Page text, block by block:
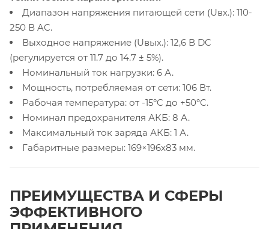
Диапазон напряжения питающей сети (Uвх.): 110-
250 В AC.
Выходное напряжение (Uвых.): 12,6 В DC
(регулируется от 11.7 до 14.7 ± 5%).
Номинальный ток нагрузки: 6 А.
Мощность, потребляемая от сети: 106 Вт.
Рабочая температура: от -15°C до +50°C.
Номинал предохранителя АКБ: 8 А.
Максимальный ток заряда АКБ: 1 А.
Габаритные размеры: 169×196х83 мм.
ПРЕИМУЩЕСТВА И СФЕРЫ
ЭФФЕКТИВНОГО